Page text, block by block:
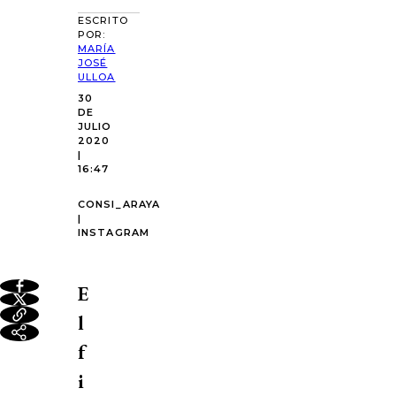
ESCRITO
POR:
MARÍA
JOSÉ
ULLOA
30
DE
JULIO
2020
|
16:47
CONSI_ARAYA
|
INSTAGRAM
E
l
f
i